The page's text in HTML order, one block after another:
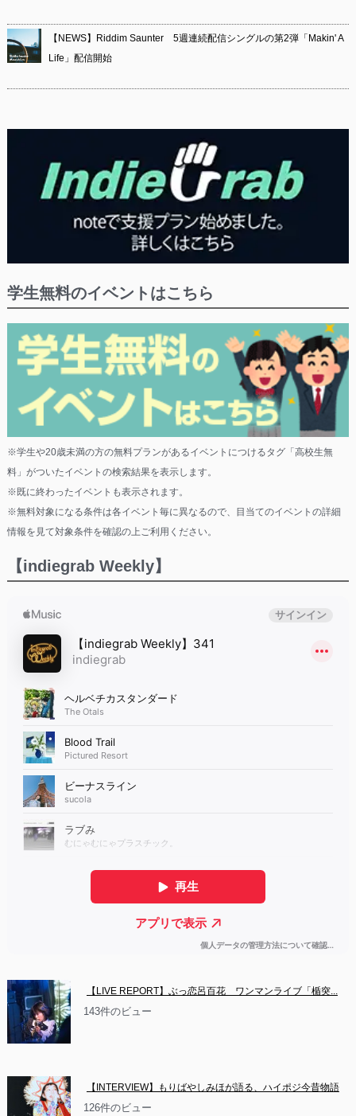
【NEWS】Riddim Saunter 5週連続配信シングルの第2弾「Makin' A
Life」配信開始
学生無料のイベントはこちら
※学生や20歳未満の方の無料プランがあるイベントにつけるタグ「高校生無
料」がついたイベントの検索結果を表示します。
※既に終わったイベントも表示されます。
※無料対象になる条件は各イベント毎に異なるので、目当てのイベントの詳細
情報を見て対象条件を確認の上ご利用ください。
【indiegrab Weekly】
【LIVE REPORT】ぶっ恋呂百花　ワンマンライブ「楯突...
143件のビュー
【INTERVIEW】もりばやしみほが語る、ハイポジ今昔物語
126件のビュー